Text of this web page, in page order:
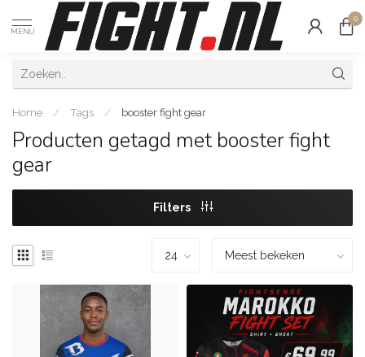
MENU
0
Home / Tags / booster fight gear
Producten getagd met booster fight
gear
Filters